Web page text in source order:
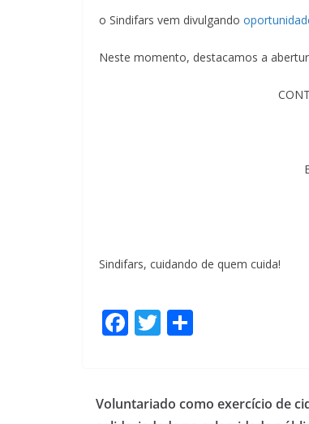
o Sindifars vem divulgando
Neste momento, destacamos a
Sindifars, cuidando de quem cuida!
F
b
T
er e
Voluntariado como exercício de